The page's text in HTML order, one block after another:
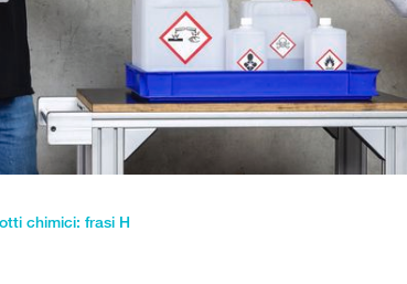
chimici: frasi H